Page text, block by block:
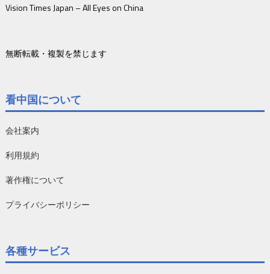
Vision Times Japan – All Eyes on China
無断転載・複製を禁じます
看中国について
会社案内
利用規約
著作権について
プライバシーポリシー
各種サービス